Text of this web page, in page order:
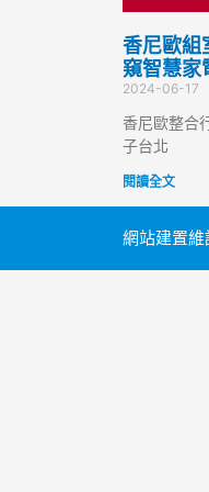
香尼歐組
窺智慧家
2024-06-17
香尼歐整合
子台北
閱讀全文
網站建置維